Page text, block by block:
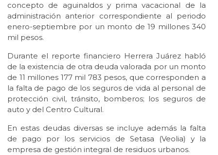
concepto de aguinaldos y prima vacacional de la
administración anterior correspondiente al periodo
enero-septiembre por un monto de 19 millones 340
mil pesos.
Durante el reporte financiero Herrera Juárez habló
de la existencia de otra deuda valorada por un monto
de 11 millones 177 mil 783 pesos, que corresponden a
la falta de pago de los seguros de vida al personal de
protección civil, tránsito, bomberos; los seguros de
auto y del Centro Cultural.
En estas deudas diversas se incluye además la falta
de pago por los servicios de Setasa (Veolia) y la
empresa de gestión integral de residuos urbanos.